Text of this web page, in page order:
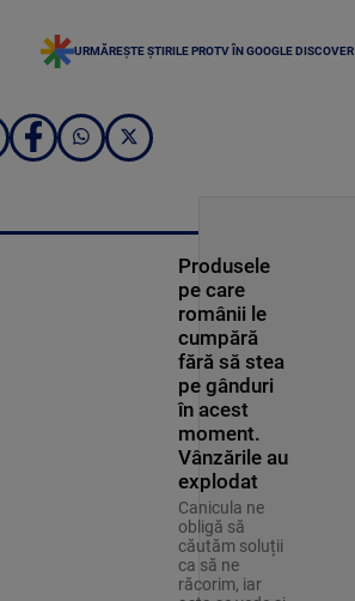
URMĂREȘTE ȘTIRILE PROTV ÎN GOOGLE DISCOVER
Produsele
pe care
românii le
cumpără
fără să stea
pe gânduri
în acest
moment.
Vânzările au
explodat
Canicula ne
obligă să
căutăm soluții
ca să ne
răcorim, iar